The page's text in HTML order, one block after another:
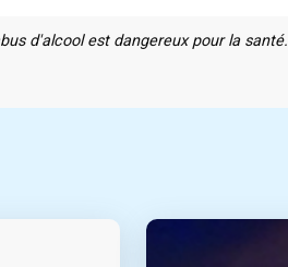
d'alcool est dangereux pour la santé.